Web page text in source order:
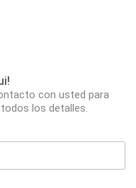
con usted para
los detalles.